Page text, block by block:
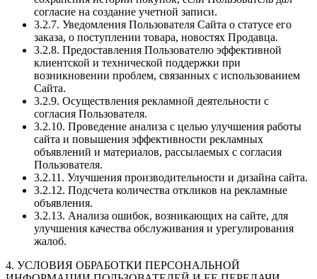
согласие на создание учетной записи.
3.2.7. Уведомления Пользователя Сайта о статусе его
заказа, о поступлении товара, новостях Продавца.
3.2.8. Предоставления Пользователю эффективной
клиентской и технической поддержки при
возникновении проблем, связанных с использованием
Сайта.
3.2.9. Осуществления рекламной деятельности с
согласия Пользователя.
3.2.10. Проведение анализа с целью улучшения работы
сайта и повышения эффективности рекламных
объявлений и материалов, рассылаемых с согласия
Пользователя.
3.2.11. Улучшения производительности и дизайна сайта.
3.2.12. Подсчета количества откликов на рекламные
объявления.
3.2.13. Анализа ошибок, возникающих на сайте, для
улучшения качества обслуживания и урегулирования
жалоб.
4. УСЛОВИЯ ОБРАБОТКИ ПЕРСОНАЛЬНОЙ